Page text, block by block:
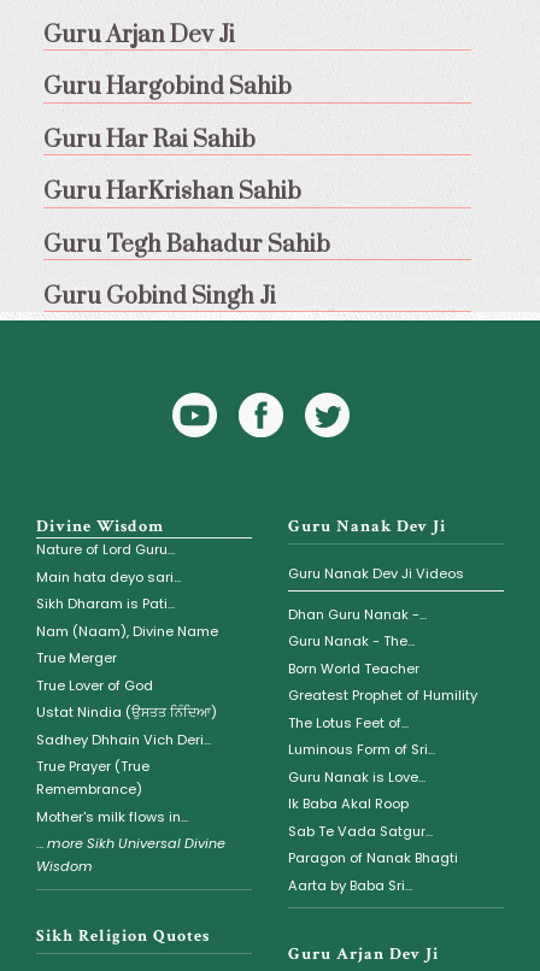
Guru Arjan Dev Ji
Guru Hargobind Sahib
Guru Har Rai Sahib
Guru HarKrishan Sahib
Guru Tegh Bahadur Sahib
Guru Gobind Singh Ji
YouTube
Facebook
Icon
Icon
Divine Wisdom
Nature of Lord Guru...
Main hata deyo sari...
Sikh Dharam is Pati...
Nam (Naam), Divine Name
True Merger
True Lover of God
Ustat Nindia (ਉਸਤਤ ਨਿੰਦਿਆ)
Sadhey Dhhain Vich Deri...
True Prayer (True
Remembrance)
Mother's milk flows in...
...more Sikh Universal Divine
Wisdom
Sikh Religion Quotes
Guru Nanak Dev Ji
Guru Nanak Dev Ji Videos
Dhan Guru Nanak -...
Guru Nanak - The...
Born World Teacher
Greatest Prophet of Humility
The Lotus Feet of...
Luminous Form of Sri...
Guru Nanak is Love...
Ik Baba Akal Roop
Sab Te Vada Satgur...
Paragon of Nanak Bhagti
Aarta by Baba Sri...
Guru Arjan Dev Ji